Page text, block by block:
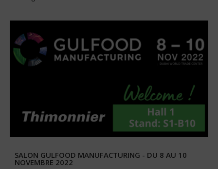
SALON GULFOOD MANUFACTURING - DU 8 AU 10
NOVEMBRE 2022